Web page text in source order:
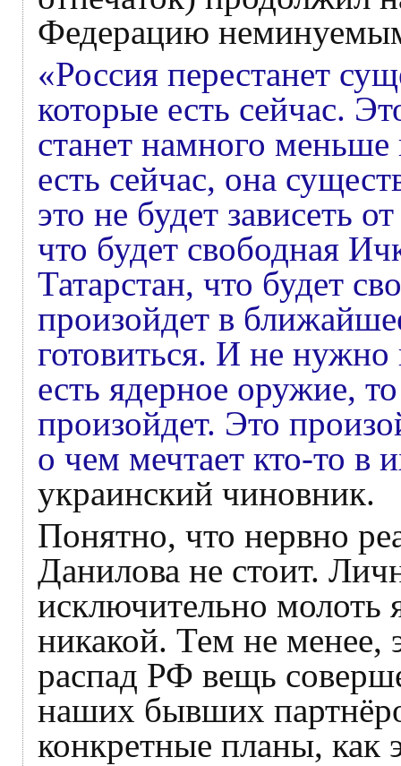
Федерацию
«Россия перестанет
которые есть сейчас.
станет намного
есть сейчас, она
это не будет зависеть
что будет свободная
Татарстан, что будет
произойдет в
готовиться. И не нужно
есть ядерное оружие,
произойдет. Это
о чем мечтает кто-то в
украинский чиновник.
Понятно, что нервно
Данилова не стоит.
исключительно молоть
никакой. Тем не менее,
распад РФ вещь
наших бывших
конкретные планы, как